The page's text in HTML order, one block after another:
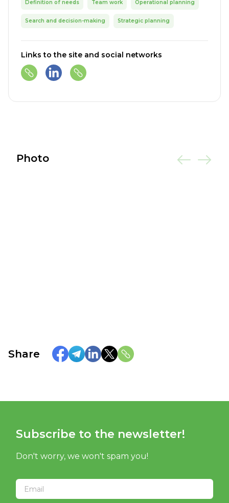
Definition of needs Team work Operational planning
Search and decision-making Strategic planning
Links to the site and social networks
Photo
Share
Subscribe to the newsletter!
Don't worry, we won't spam you!